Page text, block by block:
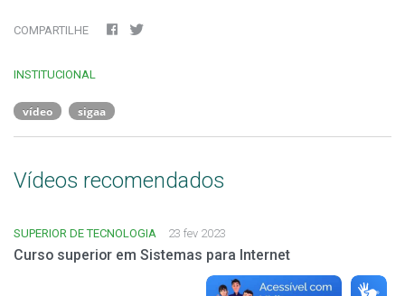
COMPARTILHE
INSTITUCIONAL
vídeo sigaa
Vídeos recomendados
SUPERIOR DE TECNOLOGIA 23 fev 2023
Curso superior em Sistemas para Internet